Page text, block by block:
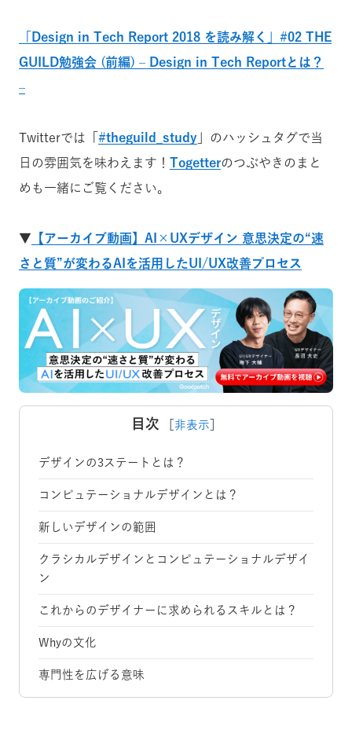
「Design in Tech Report 2018 を読み解く」#02 THE
GUILD勉強会 (前編) – Design in Tech Reportとは？
–
Twitterでは「 #theguild_study 」のハッシュタグで当
日の雰囲気を味わえます！ Togetterのつぶやきのまと
めも一緒にご覧ください。
▼ 【アーカイブ動画】AI×UXデザイン 意思決定の“速
さと質”が変わるAIを活用したUI/UX改善プロセス
目次 非表示
デザインの3ステートとは？
コンピュテーショナルデザインとは？
新しいデザインの範囲
クラシカルデザインとコンピュテーショナルデザイ
ン
これからのデザイナーに求められるスキルとは？
Whyの文化
専門性を広げる意味